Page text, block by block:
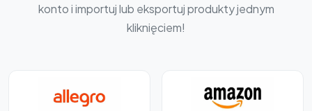
konto i importuj lub eksportuj produkty jednym
kliknięciem!